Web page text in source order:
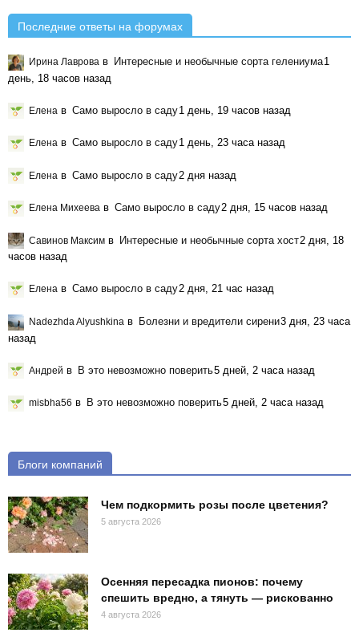
Последние ответы на форумах
Ирина Лаврова в Интересные и необычные сорта гелениума1
день, 18 часов назад
Елена в Само выросло в саду1 день, 19 часов назад
Елена в Само выросло в саду1 день, 23 часа назад
Елена в Само выросло в саду2 дня назад
Елена Михеева в Само выросло в саду2 дня, 15 часов назад
Савинов Максим в Интересные и необычные сорта хост2 дня, 18
часов назад
Елена в Само выросло в саду2 дня, 21 час назад
Nadezhda Alyushkina в Болезни и вредители сирени3 дня, 23 часа
назад
Андрей в В это невозможно поверить5 дней, 2 часа назад
misbha56 в В это невозможно поверить5 дней, 2 часа назад
Блоги компаний
Чем подкормить розы после цветения?
5 августа 2026
Осенняя пересадка пионов: почему
спешить вредно, а тянуть — рискованно
4 августа 2026